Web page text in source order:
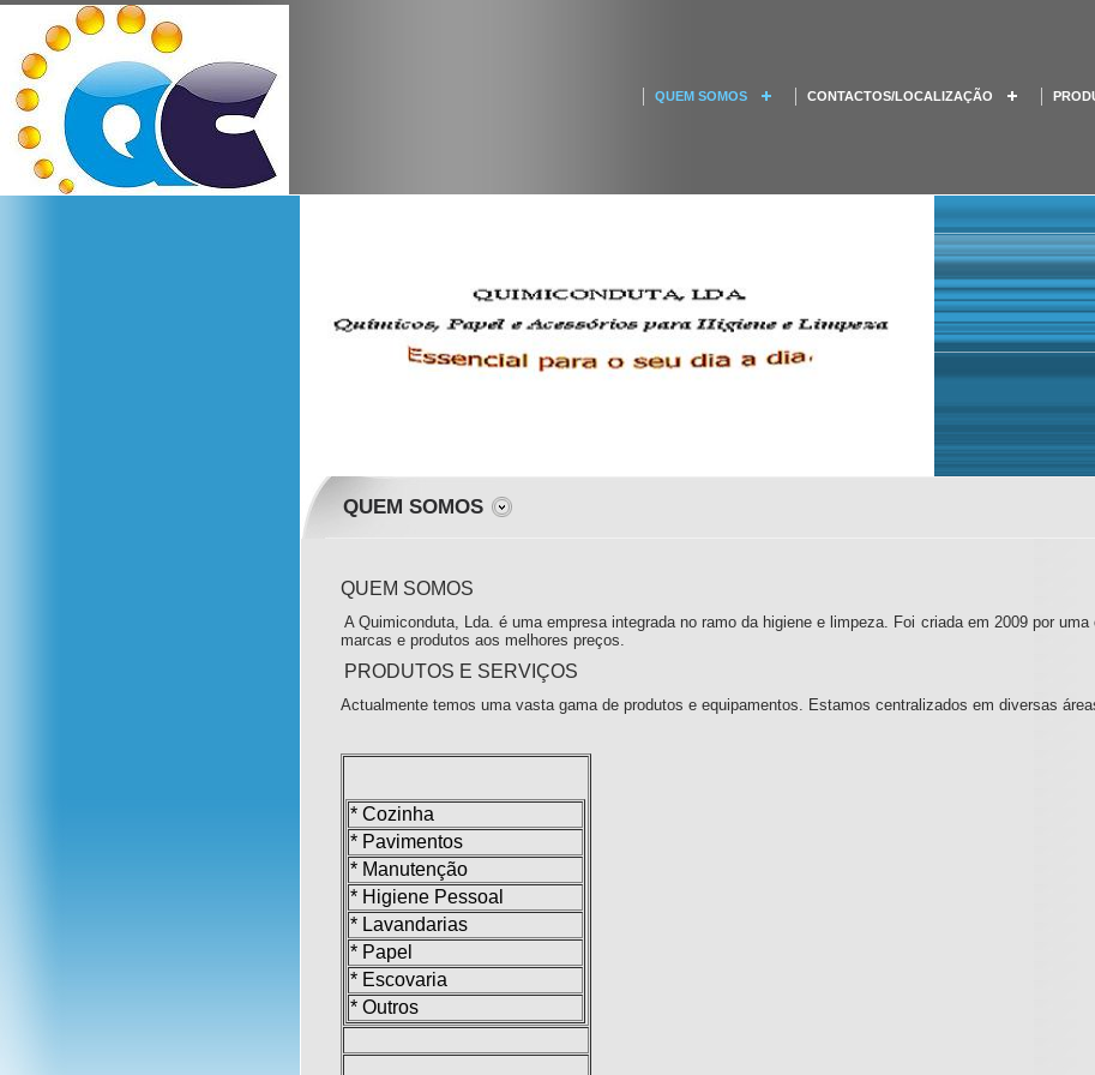
QUEM SOMOS CONTACTOS/LOCALIZAÇÃO
QUEM SOMOS
QUEM SOMOS
A Quimiconduta, Lda. é uma empresa integrada no ramo da higiene e limpeza. Foi criada em 2009 por
marcas e produtos aos melhores preços.
PRODUTOS E SERVIÇOS
Actualmente temos uma vasta gama de produtos e equipamentos. Estamos centralizados em diversas
* Cozinha
* Pavimentos
* Manutenção
* Higiene Pessoal
* Lavandarias
* Papel
* Escovaria
* Outros